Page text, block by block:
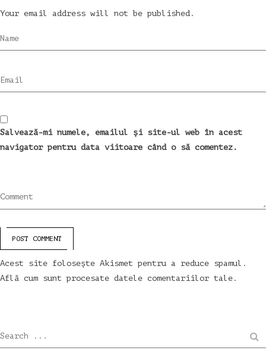
Your email address will not be published.
Name
Email
Salvează-mi numele, emailul și site-ul web în acest
navigator pentru data viitoare când o să comentez.
Comment
POST COMMENT
Acest site folosește Akismet pentru a reduce spamul.
Află cum sunt procesate datele comentariilor tale .
Search ...